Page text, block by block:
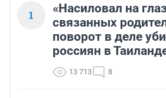
1
«Насиловал на
связанных
поворот в деле
россиян в
13 713 8